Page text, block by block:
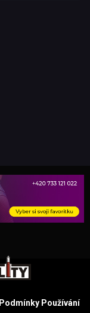
Podmínky Používání